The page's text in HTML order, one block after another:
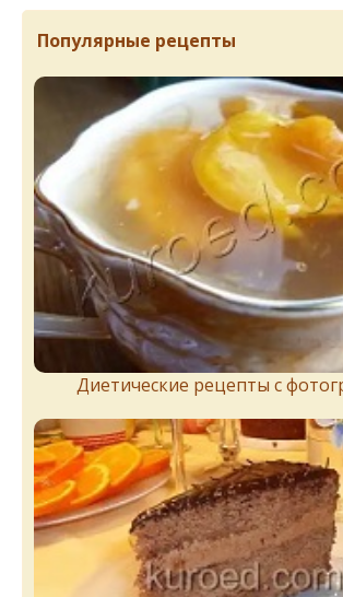
Популярные рецепты
Диетические рецепты с